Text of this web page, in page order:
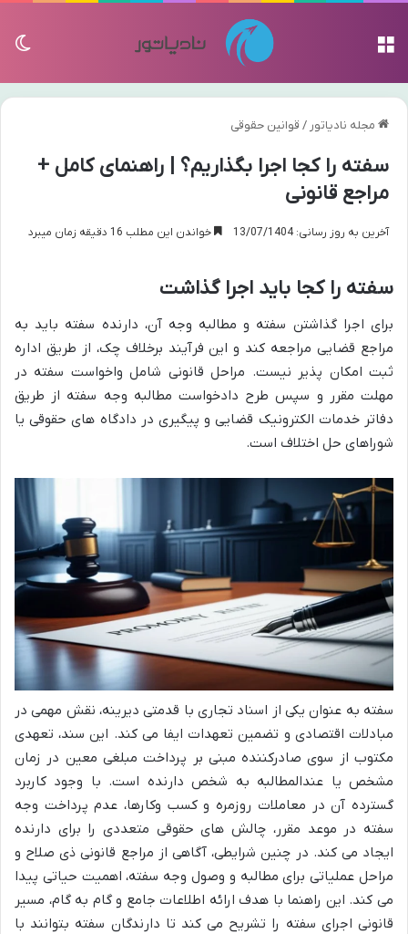
مجله نادیاتور / قوانین حقوقی
سفته را کجا اجرا بگذاریم؟ | راهنمای کامل +
مراجع قانونی
آخرین به روز رسانی: 13/07/1404 خواندن این مطلب 16 دقیقه زمان میبرد
سفته را کجا باید اجرا گذاشت
برای اجرا گذاشتن سفته و مطالبه وجه آن، دارنده سفته باید به
مراجع قضایی مراجعه کند و این فرآیند برخلاف چک، از طریق اداره
ثبت امکان پذیر نیست. مراحل قانونی شامل واخواست سفته در
مهلت مقرر و سپس طرح دادخواست مطالبه وجه سفته از طریق
دفاتر خدمات الکترونیک قضایی و پیگیری در دادگاه های حقوقی یا
شوراهای حل اختلاف است.
سفته به عنوان یکی از اسناد تجاری با قدمتی دیرینه، نقش مهمی در
مبادلات اقتصادی و تضمین تعهدات ایفا می کند. این سند، تعهدی
مکتوب از سوی صادرکننده مبنی بر پرداخت مبلغی معین در زمان
مشخص یا عندالمطالبه به شخص دارنده است. با وجود کاربرد
گسترده آن در معاملات روزمره و کسب وکارها، عدم پرداخت وجه
سفته در موعد مقرر، چالش های حقوقی متعددی را برای دارنده
ایجاد می کند. در چنین شرایطی، آگاهی از مراجع قانونی ذی صلاح و
مراحل عملیاتی برای مطالبه و وصول وجه سفته، اهمیت حیاتی پیدا
می کند. این راهنما با هدف ارائه اطلاعات جامع و گام به گام، مسیر
قانونی اجرای سفته را تشریح می کند تا دارندگان سفته بتوانند با